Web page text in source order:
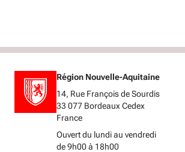
Région Nouvelle-Aquitaine
14, Rue François de Sourdis
33 077 Bordeaux Cedex
France
Ouvert du lundi au vendredi
de 9h00 à 18h00